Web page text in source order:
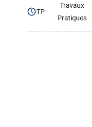
TP
Travaux
Pratiques